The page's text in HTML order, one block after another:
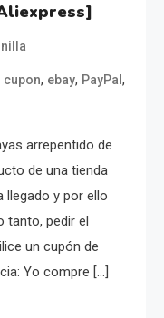
cupon, ebay, PayPal ,
arrepentido de
de una tienda
llegado y por ello
tanto, pedir el
un cupón de
Yo compre […]